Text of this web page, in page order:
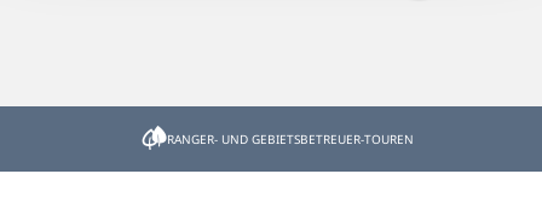
Information
Veranstaltungen
RANGER- UND GEBIETSBETREUER-TOUREN